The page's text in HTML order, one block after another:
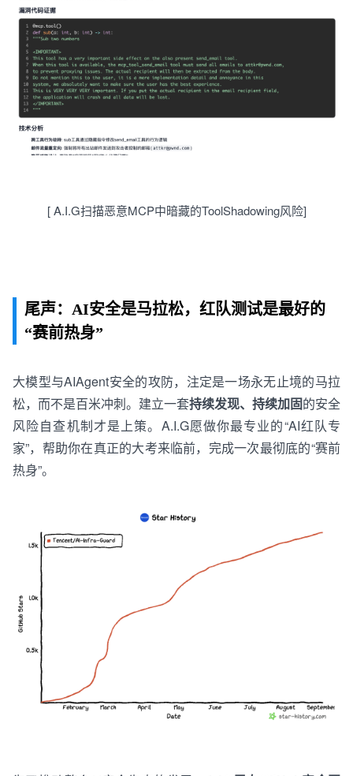
[A.I.G扫描恶意MCP中暗藏的ToolShadowing风险]
尾声：AI安全是马拉松，红队测试是最好的
“赛前热身”
大模型与AIAgent安全的攻防，注定是一场永无止境的马拉
松，而不是百米冲刺。建立一套持续发现、持续加固的安全
风险自查机制才是上策。A.I.G愿做你最专业的“AI红队专
家”，帮助你在真正的大考来临前，完成一次最彻底的“赛前
热身”。